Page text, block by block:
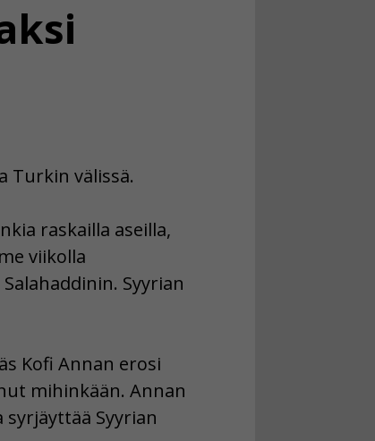
Turkin välissä.
raskailla aseilla,
viikolla
Syyrian
Kofi Annan erosi
mihinkään. Annan
Syyrian